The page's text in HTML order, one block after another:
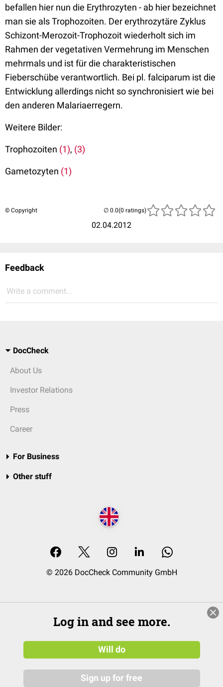
befallen hier nun die Erythrozyten - ab hier bezeichnet
man sie als Trophozoiten. Der erythrozytäre Zyklus
Schizont-Merozoit-Trophozoit wiederholt sich im
Rahmen der vegetativen Vermehrung im Menschen
mehrmals und ist für die charakteristischen
Fieberschübe verantwortlich. Bei pl. falciparum ist die
Entwicklung allerdings nicht so synchronisiert wie bei
den anderen Malariaerregern.
Weitere Bilder:
Trophozoiten (1), (3)
Gametozyten (1)
© Copyright
02.04.2012
(0 ratings)
Feedback
Write a comment...
DocCheck
About Us
Investor Relations
Press
Career
For Business
Other stuff
© 2026 DocCheck Community GmbH
Log in and see more.
Will do
Sign up for free